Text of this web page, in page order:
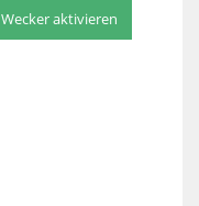
Wecker aktivieren